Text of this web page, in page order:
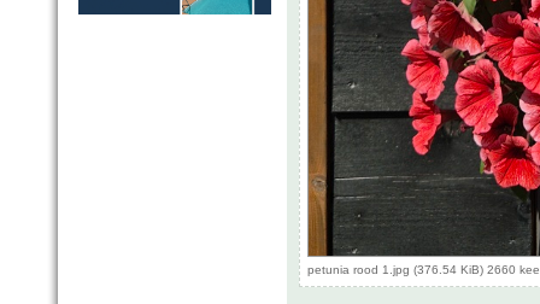
petunia rood 1.jpg (376.54 KiB) 2660